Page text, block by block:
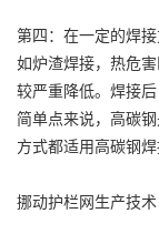
第四：在一定的焊
如炉渣焊接，热危
较严重降低。焊接
简单点来说，高碳
方式都适用高碳钢焊
挪动护栏网生产技术